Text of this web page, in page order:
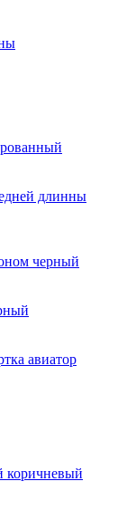
длинны
черный
авиатор
коричневый